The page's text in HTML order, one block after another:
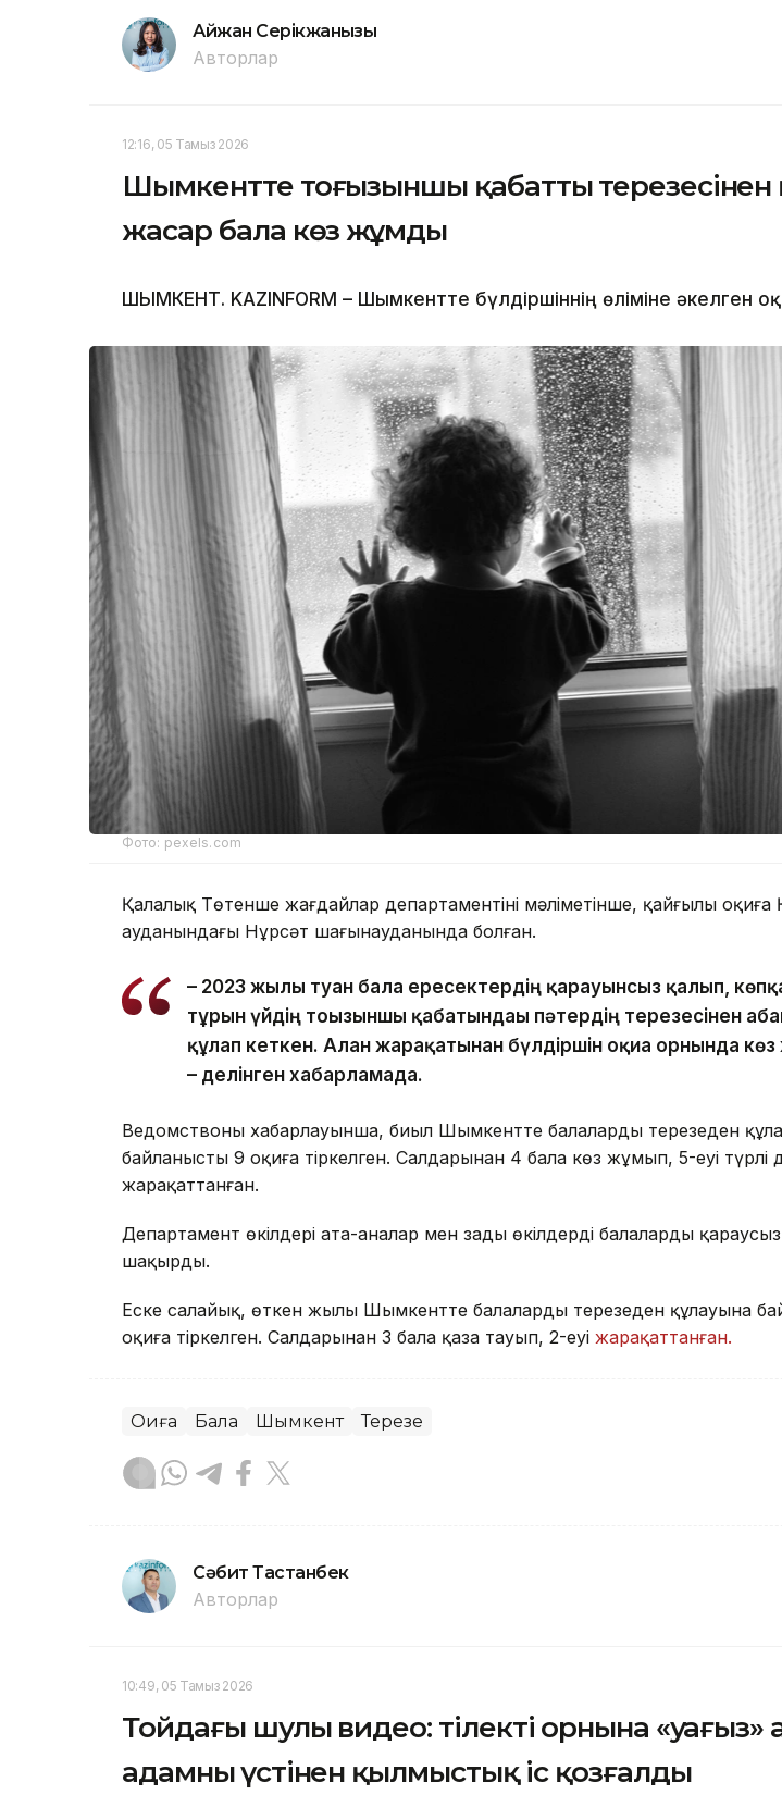
Айжан Серікжанқызы
Авторлар
12:16, 05 Тамыз 2026
Шымкентте тоғызыншы қабаттың терезесінен
жасар бала көз жұмды
ШЫМКЕНТ. KAZINFORM – Шымкентте бүлдіршіннің өліміне әкелген
Фото: pexels.com
Қалалық Төтенше жағдайлар департаментінің мәліметінше, қайғылы оқиға
ауданындағы Нұрсәт шағынауданында болған.
– 2023 жылы туған бала ересектердің қарауынсыз қалып,
тұрғын үйдің тоғызыншы қабатындағы пәтердің терезесінен
құлап кеткен. Алған жарақатынан бүлдіршін оқиға орнында
– делінген хабарламада.
Ведомствоның хабарлауынша, биыл Шымкентте балалардың терезеден
байланысты 9 оқиға тіркелген. Салдарынан 4 бала көз жұмып, 5-еуі түрлі
жарақаттанған.
Департамент өкілдері ата-аналар мен заңды өкілдерді балаларды
шақырды.
Еске салайық, өткен жылы Шымкентте балалардың терезеден құлауына
оқиға тіркелген. Салдарынан 3 бала қаза тауып, 2-еуі жарақаттанған.
Оқиға Бала Шымкент Терезе
Сәбит Тастанбек
Авторлар
10:49, 05 Тамыз 2026
Тойдағы шулы видео: тілектің орнына «уағыз»
адамның үстінен қылмыстық іс қозғалды